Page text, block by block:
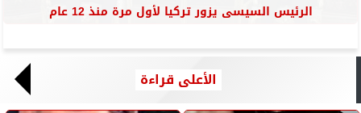
الرئيس السيسى يزور تركيا لأول مرة منذ 12 عام
الأعلى قراءة